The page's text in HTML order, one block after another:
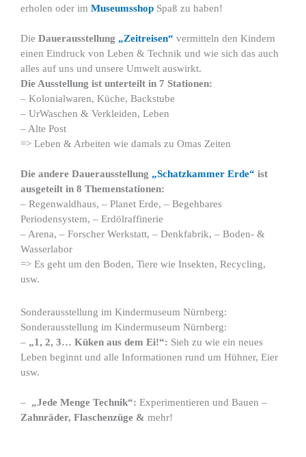
erholen oder im Museumsshop Spaß zu haben!
Die Dauerausstellung „Zeitreisen“ vermitteln den Kindern
einen Eindruck von Leben & Technik und wie sich das auch
alles auf uns und unsere Umwelt auswirkt.
Die Ausstellung ist unterteilt in 7 Stationen:
– Kolonialwaren, Küche, Backstube
– UrWaschen & Verkleiden, Leben
– Alte Post
=> Leben & Arbeiten wie damals zu Omas Zeiten
Die andere Dauerausstellung „Schatzkammer Erde“ ist
ausgeteilt in 8 Themenstationen:
– Regenwaldhaus, – Planet Erde, – Begehbares
Periodensystem, – Erdölraffinerie
– Arena, – Forscher Werkstatt, – Denkfabrik, – Boden- &
Wasserlabor
=> Es geht um den Boden, Tiere wie Insekten, Recycling,
usw.
Sonderausstellung im Kindermuseum Nürnberg:
Sonderausstellung im Kindermuseum Nürnberg:
– „1, 2, 3… Küken aus dem Ei!“: Sieh zu wie ein neues
Leben beginnt und alle Informationen rund um Hühner, Eier
usw.
– „Jede Menge Technik“: Experimentieren und Bauen –
Zahnräder, Flaschenzüge & mehr!